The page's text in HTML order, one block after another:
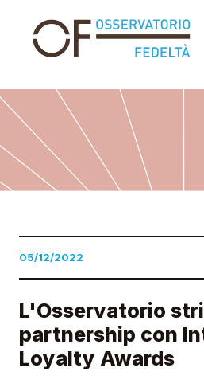
05/12/2022
L'Osservatorio
partnership con
Loyalty Awards